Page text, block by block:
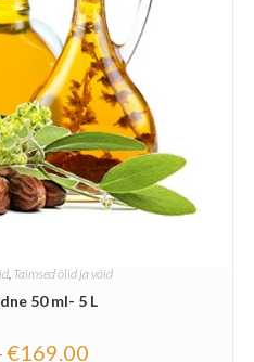
, Taimsed õlid ja võid
50 ml- 5 L
€169.00